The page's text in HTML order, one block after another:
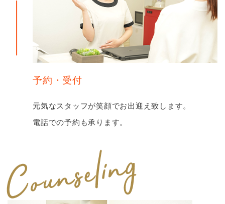
予約・受付
元気なスタッフが笑顔でお出迎え致します。
電話での予約も承ります。